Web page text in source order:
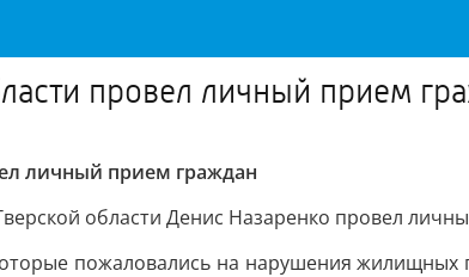
провел личный прием
личный прием граждан
области Денис Назаренко провел
пожаловались на нарушения жилищных